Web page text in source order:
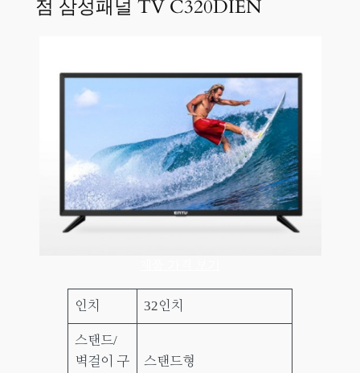
점 삼성패널 TV C320DIEN
인치 32인치
스탠드/
벽걸이 구
스탠드형